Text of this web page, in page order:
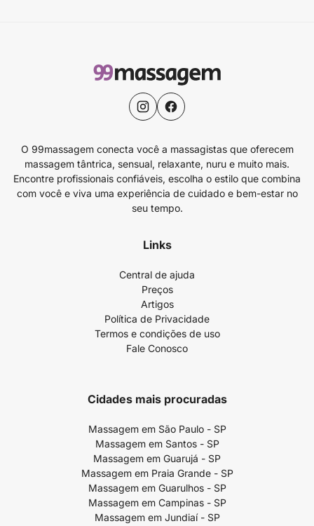
O 99massagem conecta você a massagistas que oferecem
massagem tântrica, sensual, relaxante, nuru e muito mais.
Encontre profissionais confiáveis, escolha o estilo que combina
com você e viva uma experiência de cuidado e bem-estar no
seu tempo.
Links
Central de ajuda
Preços
Artigos
Política de Privacidade
Termos e condições de uso
Fale Conosco
Cidades mais procuradas
Massagem em São Paulo - SP
Massagem em Santos - SP
Massagem em Guarujá - SP
Massagem em Praia Grande - SP
Massagem em Guarulhos - SP
Massagem em Campinas - SP
Massagem em Jundiaí - SP